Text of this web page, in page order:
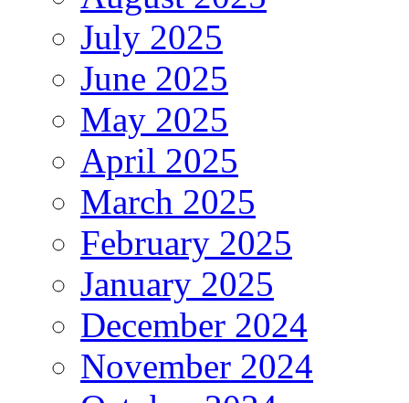
July 2025
June 2025
May 2025
April 2025
March 2025
February 2025
January 2025
December 2024
November 2024